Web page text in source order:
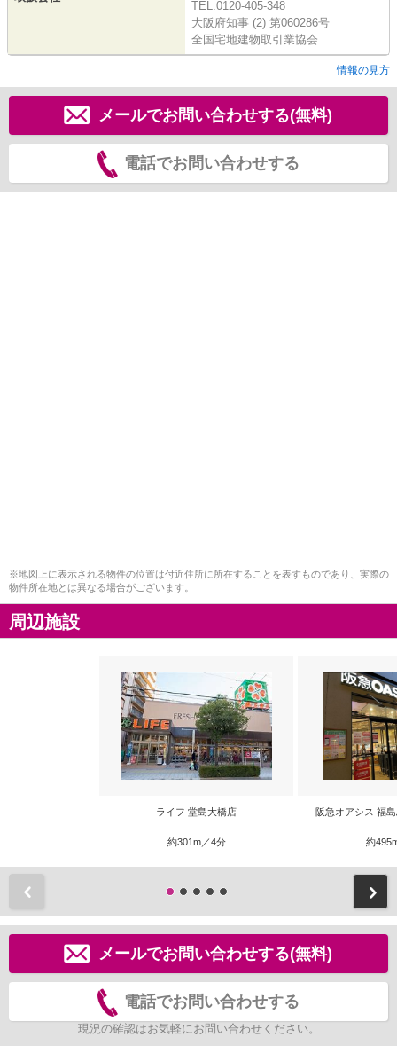
TEL:0120-405-348
大阪府知事 (2) 第060286号
全国宅地建物取引業協会
情報の見方
メールでお問い合わせする(無料)
電話でお問い合わせする
※地図上に表示される物件の位置は付近住所に所在することを表すものであり、実際の
物件所在地とは異なる場合がございます。
周辺施設
ライフ 堂島大橋店
約301m／4分
阪急オアシス 福
約
メールでお問い合わせする(無料)
電話でお問い合わせする
現況の確認はお気軽にお問い合わせください。